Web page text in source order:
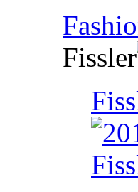
Fissler